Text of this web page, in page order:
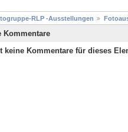
RLP -Ausstellungen
Kommentare
keine Kommentare für dieses